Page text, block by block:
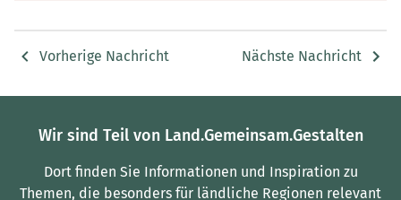
Vorherige Nachricht Nächste Nachricht
Wir sind Teil von Land.Gemeinsam.Gestalten
Dort finden Sie Informationen und Inspiration zu
Themen, die besonders für ländliche Regionen relevant